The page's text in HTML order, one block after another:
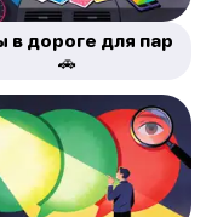
в дороге для пар
🚗